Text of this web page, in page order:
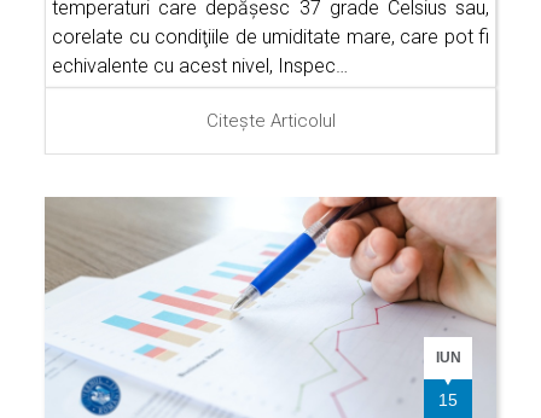
temperaturi care depăşesc 37 grade Celsius sau,
corelate cu condiţiile de umiditate mare, care pot fi
echivalente cu acest nivel, Inspec…
Citește Articolul
IUN
15